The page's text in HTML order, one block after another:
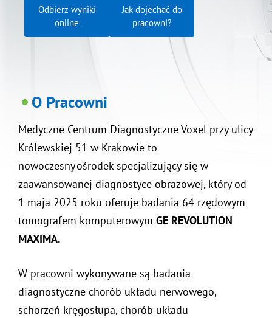
Odbierz wyniki
online
Jak dojechać do
pracowni?
O Pracowni
Medyczne Centrum Diagnostyczne Voxel przy ulicy
Królewskiej 51 w Krakowie to
nowoczesny ośrodek specjalizujący się w
zaawansowanej diagnostyce obrazowej, który od
1 maja 2025 roku oferuje badania 64 rzędowym
tomografem komputerowym GE REVOLUTION
MAXIMA.
W pracowni wykonywane są badania
diagnostyczne chorób układu nerwowego,
schorzeń kręgosłupa, chorób układu